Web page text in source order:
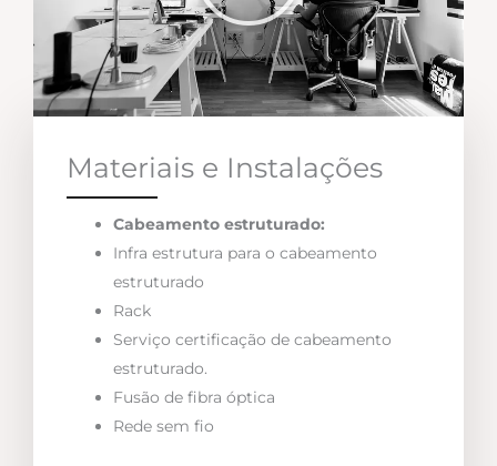
Materiais e Instalações
Cabeamento estruturado:
Infra estrutura para o cabeamento
estruturado
Rack
Serviço certificação de cabeamento
estruturado.
Fusão de fibra óptica
Rede sem fio